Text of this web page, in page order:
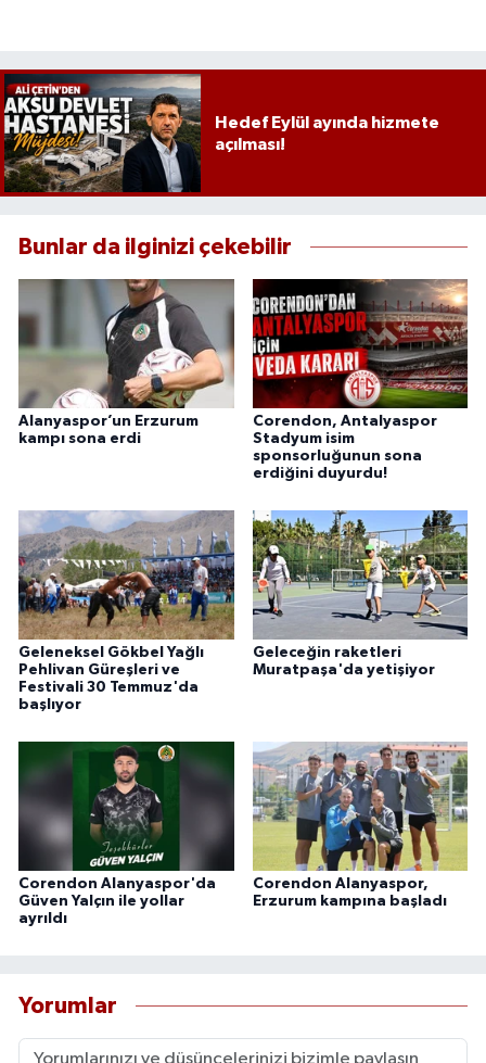
Hedef Eylül ayında hizmete
açılması!
Bunlar da ilginizi çekebilir
Alanyaspor’un Erzurum
kampı sona erdi
Corendon, Antalyaspor
Stadyum isim
sponsorluğunun sona
erdiğini duyurdu!
Geleneksel Gökbel Yağlı
Pehlivan Güreşleri ve
Festivali 30 Temmuz'da
başlıyor
Geleceğin raketleri
Muratpaşa'da yetişiyor
Corendon Alanyaspor'da
Güven Yalçın ile yollar
ayrıldı
Corendon Alanyaspor,
Erzurum kampına başladı
Yorumlar